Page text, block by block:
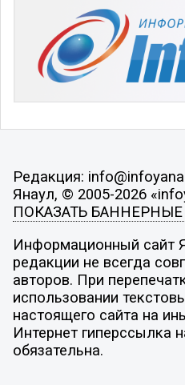
Редакция:
Янаул, © 2005-2026
ПОКАЗАТЬ
Информационный сайт
редакции не всегда
авторов. При
использовании
настоящего сайта на
Интернет гиперссылка
обязательна.